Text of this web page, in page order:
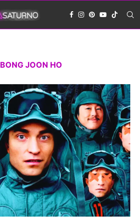
BONG JOON HO